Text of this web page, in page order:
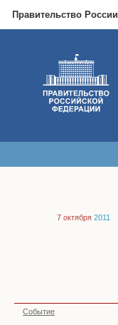
Правительство России
7 октября 2011
Событие